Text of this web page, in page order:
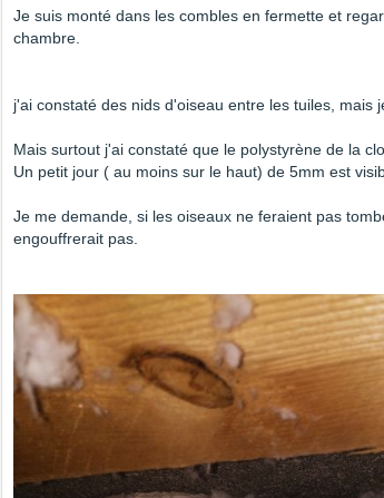
Je suis monté dans les combles en fermette et
chambre.
j'ai constaté des nids d'oiseau entre les tuiles, mais
Mais surtout j'ai constaté que le polystyrène de la
Un petit jour ( au moins sur le haut) de 5mm est
Je me demande, si les oiseaux ne feraient pas
engouffrerait pas.